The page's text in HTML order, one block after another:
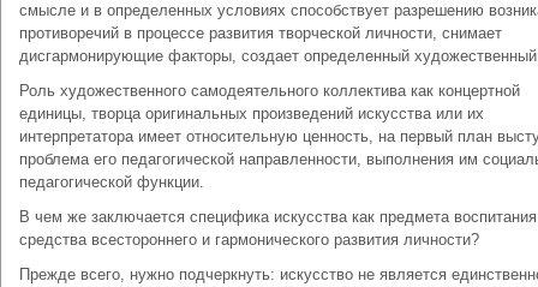
смысле и в определенных условиях способствует разрешению
противоречий в процессе развития творческой личности, снимает
дисгармонирующие факторы, создает определенный
Роль художественного самодеятельного коллектива как концертной
единицы, творца оригинальных произведений искусства или их
интерпретатора имеет относительную ценность, на первый план
проблема его педагогической направленности, выполнения им
педагогической функции.
В чем же заключается специфика искусства как предмета
средства всестороннего и гармонического развития личности?
Прежде всего, нужно подчеркнуть: искусство не является